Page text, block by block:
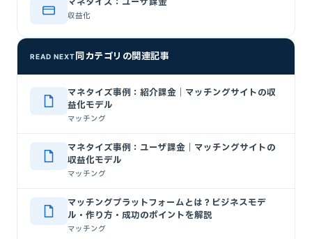
収益化
READ NEXT同カテゴリの関連記事
マネタイズ事例：紹介課金｜マッチングサイトの収
益化モデル
マッチング
マネタイズ事例：ユーザ課金｜マッチングサイトの
収益化モデル
マッチング
マッチングプラットフォームとは？ビジネスモデ
ル・作り方・成功のポイントを解説
マッチング